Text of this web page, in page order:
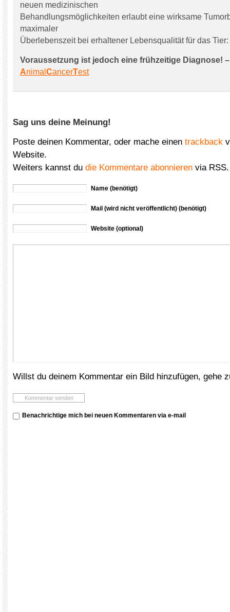
neuen medizinischen
Behandlungsmöglichkeiten erlaubt eine wirksame
maximaler
Überlebenszeit bei erhaltener Lebensqualität für das Tier:
Voraussetzung ist jedoch eine frühzeitige Diagnose! –
Animal CancerTest
Sag uns deine Meinung!
Poste deinen Kommentar, oder mache einen trackback
Website.
Weiters kannst du die Kommentare abonnieren via RSS.
Name (benötigt)
Mail (wird nicht veröffentlicht) (benötigt)
Website (optional)
Willst du deinem Kommentar ein Bild hinzufügen, gehe
Benachrichtige mich bei neuen Kommentaren via e-mail